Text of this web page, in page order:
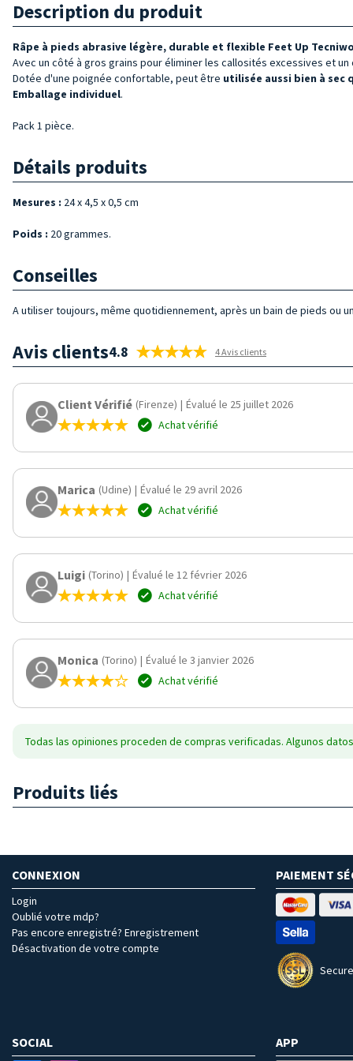
Description du produit
Râpe à pieds abrasive légère, durable et flexible Feet Up
Avec un côté à gros grains pour éliminer les callosités excessives et
Dotée d'une poignée confortable, peut être utilisée aussi bien à sec
Emballage individuel.
Pack 1 pièce.
Détails produits
Mesures : 24 x 4,5 x 0,5 cm
Poids : 20 grammes.
Conseilles
A utiliser toujours, même quotidiennement, après un bain de pieds ou
Avis clients4.8 4 Avis clients
Client Vérifié (Firenze) | Évalué le 25 juillet 2026
Achat vérifié
Marica (Udine) | Évalué le 29 avril 2026
Achat vérifié
Luigi (Torino) | Évalué le 12 février 2026
Achat vérifié
Monica (Torino) | Évalué le 3 janvier 2026
Achat vérifié
Todas las opiniones proceden de compras verificadas. Algunos
Produits liés
CONNEXION
Login
Oublié votre mdp?
Pas encore enregistré? Enregistrement
Désactivation de votre compte
PAIEMENT
SOCIAL APP